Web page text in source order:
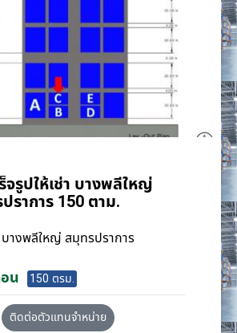
จรูปให้เช่า บางพลีใหญ่
ราการ 150 ตาม.
บางพลีใหญ่ สมุทรปราการ
น 150 ตรม.
ติดต่อตัวแทนจำหน่าย